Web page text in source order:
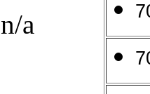
n/a